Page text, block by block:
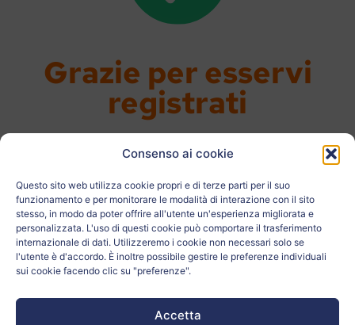
Consenso ai cookie
Questo sito web utilizza cookie propri e di terze parti per il suo
funzionamento e per monitorare le modalità di interazione con il sito
stesso, in modo da poter offrire all'utente un'esperienza migliorata e
personalizzata. L'uso di questi cookie può comportare il trasferimento
internazionale di dati. Utilizzeremo i cookie non necessari solo se
l'utente è d'accordo. È inoltre possibile gestire le preferenze individuali
sui cookie facendo clic su "preferenze".
Accetta
Grazie per esservi
registrati
Abbiamo ricevuto i vostri dati. Se
sono corretti, vi contatteremo nei
prossimi giorni per fornirvi l’accesso
alla piattaforma.
Per qualsiasi domanda, inviateci un’e-
mail amanuele.deconti@sn-di.it.
Buona giornata!